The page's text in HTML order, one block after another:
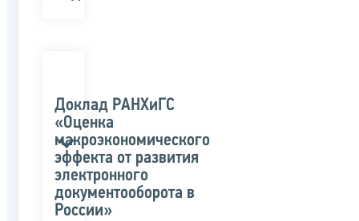
Доклад РАНХиГС
«Оценка
макроэкономического
эффекта от развития
электронного
документооборота в
России»